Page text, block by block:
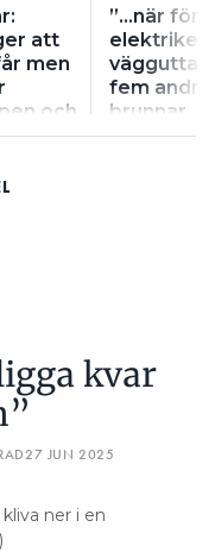
att
men
och
”…när
fem andra
brunnar
kvar
27 JUN 2025
ner i en